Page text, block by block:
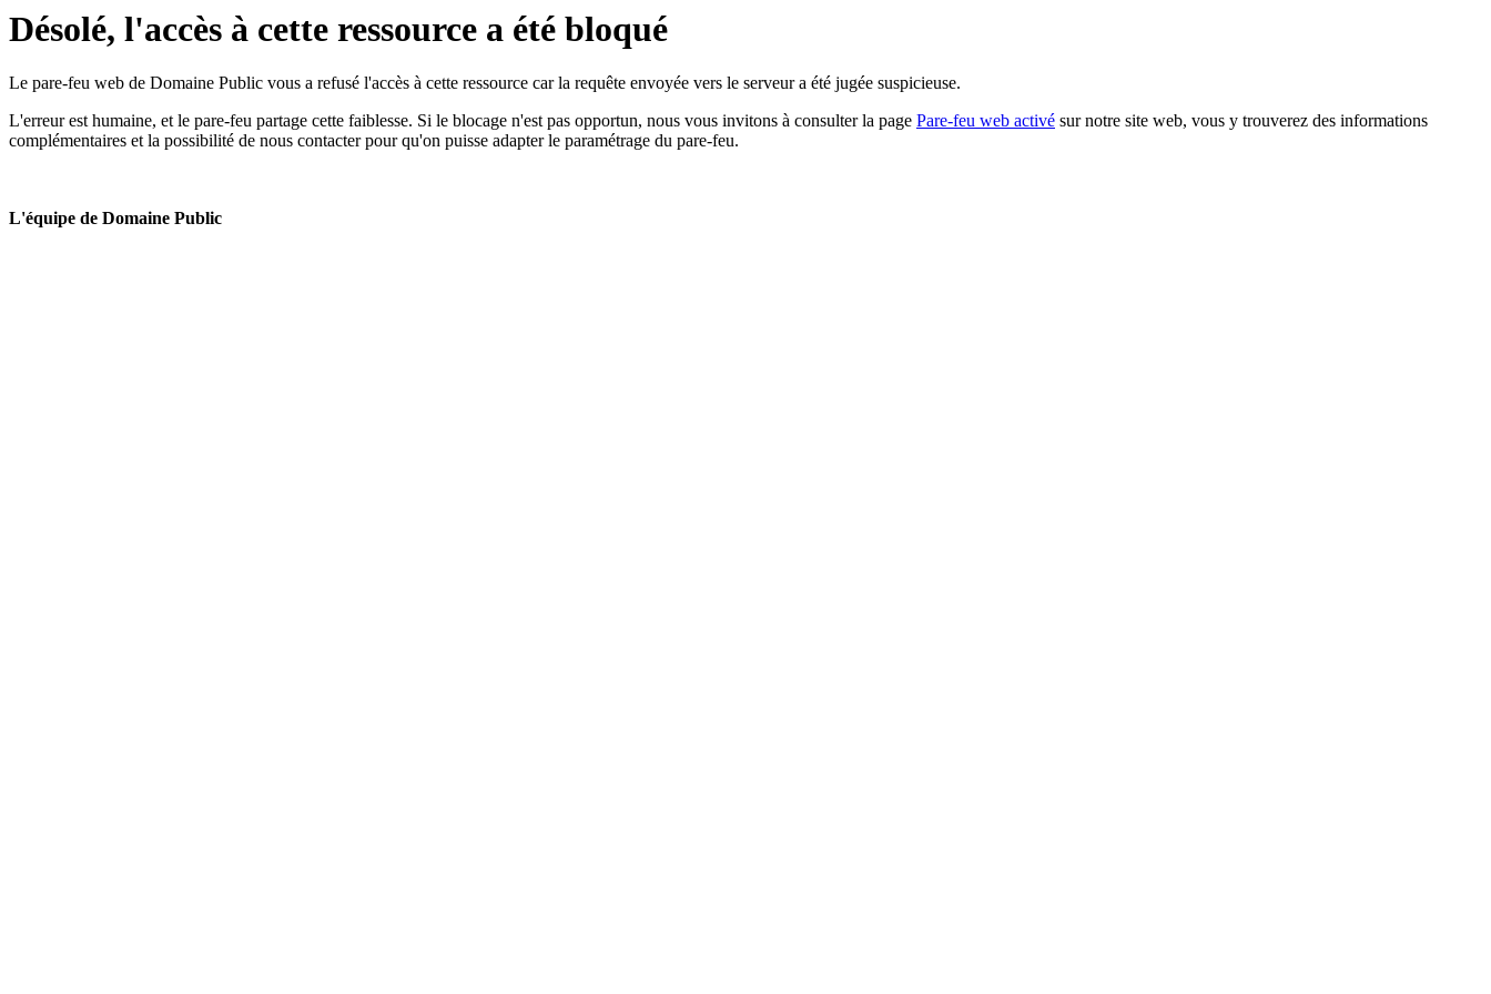
Désolé, l'accès à cette ressource a été bloqué
Le pare-feu web de Domaine Public vous a refusé l'accès à cette ressource car la requête envoyée vers le serveur a été jugée suspicieuse.
L'erreur est humaine, et le pare-feu partage cette faiblesse. Si le blocage n'est pas opportun, nous vous invitons à consulter la page Pare-feu web activé sur notre site web, vous y trouverez des informations
complémentaires et la possibilité de nous contacter pour qu'on puisse adapter le paramétrage du pare-feu.
L'équipe de Domaine Public